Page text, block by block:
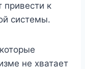
привести к
системы.
не хватает